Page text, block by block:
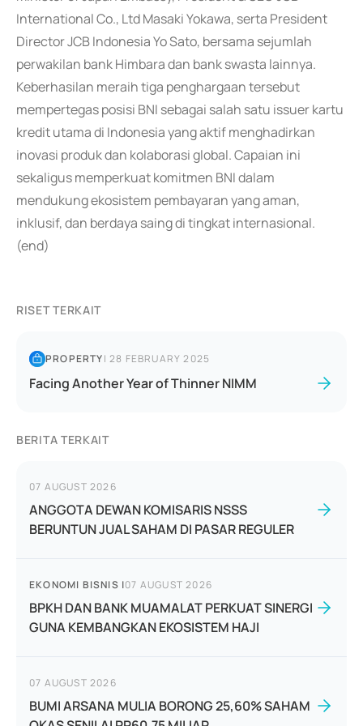
International Co., Ltd Masaki Yokawa, serta President
Director JCB Indonesia Yo Sato, bersama sejumlah
perwakilan bank Himbara dan bank swasta lainnya.
Keberhasilan meraih tiga penghargaan tersebut
mempertegas posisi BNI sebagai salah satu issuer kartu
kredit utama di Indonesia yang aktif menghadirkan
inovasi produk dan kolaborasi global. Capaian ini
sekaligus memperkuat komitmen BNI dalam
mendukung ekosistem pembayaran yang aman,
inklusif, dan berdaya saing di tingkat internasional.
(end)
RISET TERKAIT
PROPERTY|28 FEBRUARY 2025
Facing Another Year of Thinner NIMM
BERITA TERKAIT
07 AUGUST 2026
ANGGOTA DEWAN KOMISARIS NSSS
BERUNTUN JUAL SAHAM DI PASAR REGULER
EKONOMI BISNIS |07 AUGUST 2026
BPKH DAN BANK MUAMALAT PERKUAT SINERGI
GUNA KEMBANGKAN EKOSISTEM HAJI
07 AUGUST 2026
BUMI ARSANA MULIA BORONG 25,60% SAHAM